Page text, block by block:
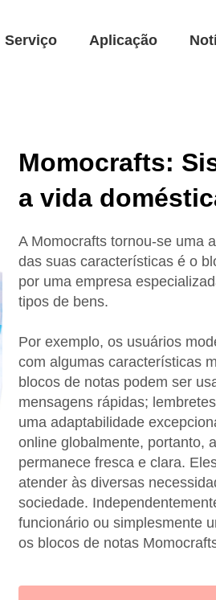
Serviço Aplicação
Momocrafts:
a vida
A Momocrafts tornou-se uma
das suas características é o
por uma empresa
tipos de bens.
Por exemplo, os usuários
com algumas características
blocos de notas podem ser
mensagens rápidas;
uma adaptabilidade
online globalmente, portanto,
permanece fresca e clara.
atender às diversas
sociedade.
funcionário ou simplesmente
os blocos de notas